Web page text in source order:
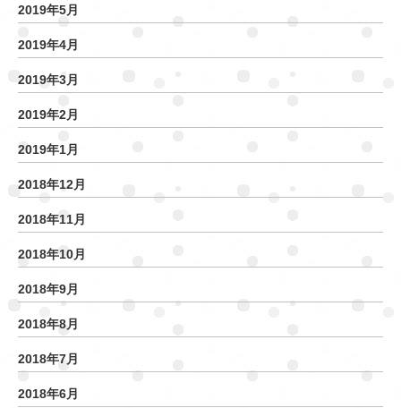
2019年5月
2019年4月
2019年3月
2019年2月
2019年1月
2018年12月
2018年11月
2018年10月
2018年9月
2018年8月
2018年7月
2018年6月